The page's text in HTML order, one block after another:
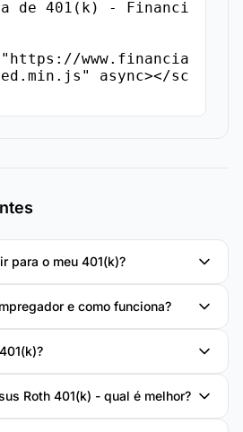
www.financia
async></sc
para o meu 401(k)?
e como funciona?
Roth 401(k) - qual é melhor?